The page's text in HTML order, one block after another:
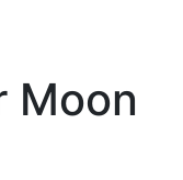
Moon